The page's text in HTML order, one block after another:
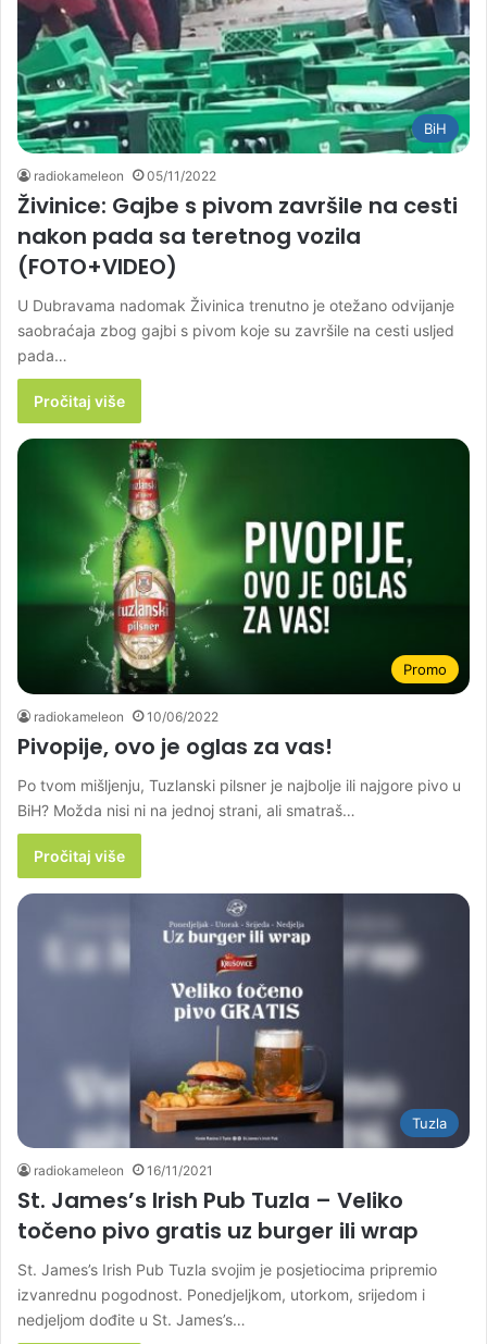
BiH
radiokameleon 05/11/2022
Živinice: Gajbe s pivom završile na cesti
nakon pada sa teretnog vozila
(FOTO+VIDEO)
U Dubravama nadomak Živinica trenutno je otežano odvijanje
saobraćaja zbog gajbi s pivom koje su završile na cesti usljed
pada…
Pročitaj više
Promo
radiokameleon 10/06/2022
Pivopije, ovo je oglas za vas!
Po tvom mišljenju, Tuzlanski pilsner je najbolje ili najgore pivo u
BiH? Možda nisi ni na jednoj strani, ali smatraš…
Pročitaj više
Tuzla
radiokameleon 16/11/2021
St. James’s Irish Pub Tuzla – Veliko
točeno pivo gratis uz burger ili wrap
St. James’s Irish Pub Tuzla svojim je posjetiocima pripremio
izvanrednu pogodnost. Ponedjeljkom, utorkom, srijedom i
nedjeljom dođite u St. James’s…